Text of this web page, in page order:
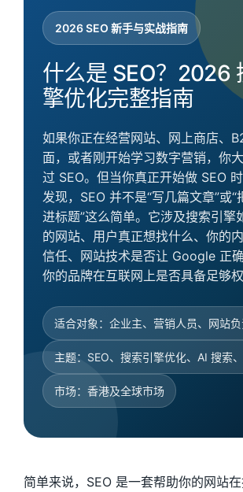
2026 SEO 新手与实战指南
什么是 SEO？2026
擎优化完整指南
如果你正在经营网站、网上商店、
面，或者刚开始学习数字营销，你
过 SEO。但当你真正开始做 SEO
发现，SEO 并不是“写几篇文章”或“
进标题”这么简单。它涉及搜索引擎
的网站、用户真正想找什么、你的
信任、网站技术是否让 Google 正
你的品牌在互联网上是否具备足够权
适合对象：企业主、营销人员、网站负
主题：SEO、搜索引擎优化、AI 搜索
市场：香港及全球市场
简单来说，SEO 是一套帮助你的网站